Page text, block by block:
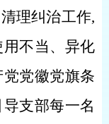
理纠治工作,
不当、异化
党徽党旗条
支部每一名